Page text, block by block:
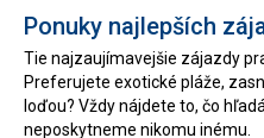
Ponuky najlepších
Tie najzaujímavejšie zájazdy
Preferujete exotické pláže,
loďou? Vždy nájdete to, čo
neposkytneme nikomu inému.